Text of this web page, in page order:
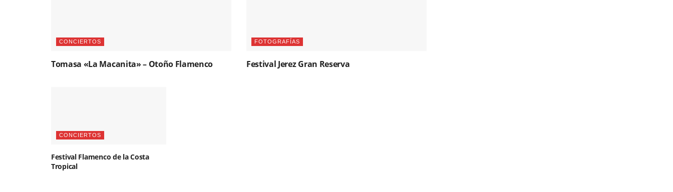
CONCIERTOS
Tomasa «La Macanita» – Otoño Flamenco
FOTOGRAFÍAS
Festival Jerez Gran Reserva
CONCIERTOS
Festival Flamenco de la Costa
Tropical